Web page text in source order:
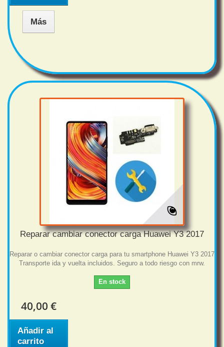
Más
Reparar cambiar conector carga Huawei Y3 2017
Reparar o cambiar conector carga para tu smartphone Huawei Y3 2017
Transporte ida y vuelta incluidos. Seguro a todo riesgo con mrw.
En stock
40,00 €
Añadir al
carrito